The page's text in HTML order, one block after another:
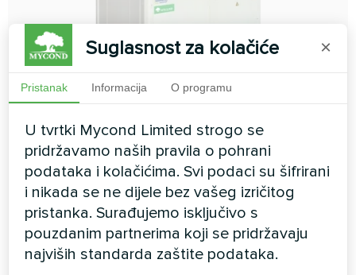
Modularna toplinska pumpa
Inverter MCU-YHI serija
Visokotehnološka serija toplinskih pumpi MCU YHI
tvrtke Mycond izrađena je na temelju naprednih
tehnologija. Srce jedinice je napredni inverterski
kompresor s EVI tehnologijom. Uz ventilatore
izrađene na temelju inverterskih tehnologija,
mikroprocesorskog tipa upravljanja i drugih
Suglasnost za kolačiće ×
Pristanak Informacija O programu
U tvrtki Mycond Limited strogo se
pridržavamo naših pravila o pohrani
podataka i kolačićima. Svi podaci su šifrirani
i nikada se ne dijele bez vašeg izričitog
pristanka. Surađujemo isključivo s
pouzdanim partnerima koji se pridržavaju
najviših standarda zaštite podataka.